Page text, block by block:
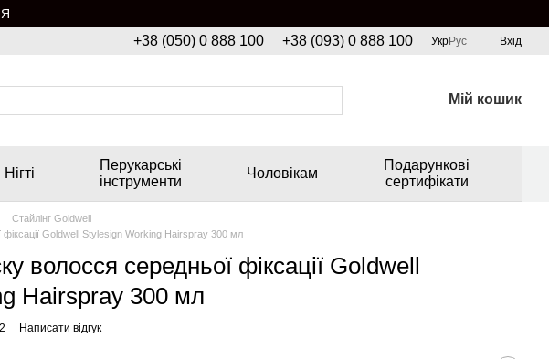
+38 (050) 0 888 100 +38 (093) 0 888 100 УкрРус Вхід
Мій кошик
Нігті
Перукарські
інструменти
Чоловікам
Подарункові
сертифікати
Стайлінг Goldwell
Goldwell Stylesign Working Hairspray 300 мл
волосся середньої фіксації Goldwell
Hairspray 300 мл
Написати відгук